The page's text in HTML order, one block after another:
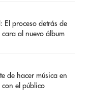
El proceso detrás de
al nuevo álbum
de hacer música en
con el público